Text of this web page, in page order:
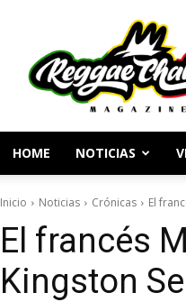
y
Cultura
Reggae
HOME NOTICIAS
Inicio Noticias Crónicas El
El francés
Kingston